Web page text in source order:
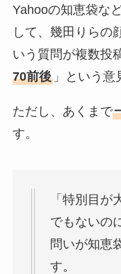
Yahooの知恵袋な
して、幾田りらの
いう質問が複数投
70前後」という意
ただし、あくまで
す。
「特別目が
でもないの
問いが知恵
す。